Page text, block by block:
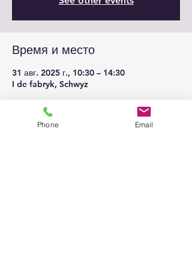
Время и место
31 авг. 2025 г., 10:30 – 14:30
I de fabryk, Schwyz
Phone Email